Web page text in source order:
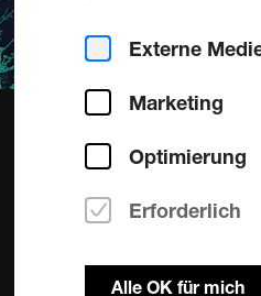
Externe
Marketing
Optimierung
Erforderlich
Alle OK für mich